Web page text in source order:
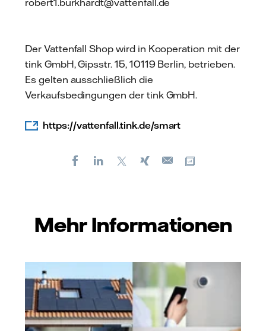
Der Vattenfall Shop wird in Kooperation mit der
tink GmbH, Gipsstr. 15, 10119 Berlin, betrieben.
Es gelten ausschließlich die
Verkaufsbedingungen der tink GmbH.
https://vattenfall.tink.de/smart
FacebookLinkedIn Xing
E-
Mehr Informationen